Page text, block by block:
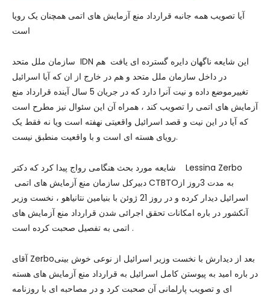
آیا تصویب همه جانبه قرارداد منع آزمایش های اتمی همچنان یک رویا
است
سازمان ملل متحد IDN این شایعه ناگهان دایره گسترده ای یافت هم
در داخل سازمان ملل متحد و هم در خارج از ان که آیا اسرائیل
تغییرموضع داده و نیت آنرا دارد که در جریان 5 سال آینده قرارداد منع
آزمایش های اتمی را تصویب کند ، همراه آن این سئوال نیز مطرح است
که آیا در این نیت و قصد اسرائیل واقعیتی نهفته است ویا نه فقط یک
رویای هسته ای است و با واقعیت منطبق نیست.
شایعه مورد بحث هنگامی رواج پیدا کرد که دکتر Lessina Zerbo
اسرائیل دیدار کرده و در روز 21 ژوئن با بنیامین نتانیاهو ، نخست وزیر
آنکشور در باره امکانات تحقق اجرائی شدن قرارداد منع آزمایش های
اتمی به تفصیل صحبت کرده است .
آقای Zerboبعد از دیدارش با نخست وزیر اسرائیل از نوعی خوش بینی
در باره امید به پیوستن کامل اسرائیل به قرارداد منع آزمایش های هسته
ای و تصویب پارلمانی آن صحبت کرد و در مصاحبه ای با روزنامه